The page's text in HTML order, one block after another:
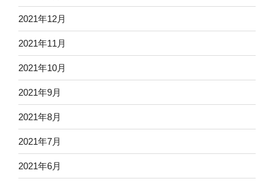
2021年12月
2021年11月
2021年10月
2021年9月
2021年8月
2021年7月
2021年6月